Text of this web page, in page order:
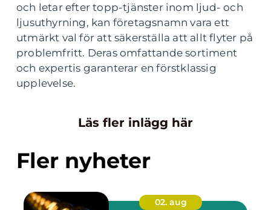
och letar efter topp-tjänster inom ljud- och
ljusuthyrning, kan företagsnamn vara ett
utmärkt val för att säkerställa att allt flyter på
problemfritt. Deras omfattande sortiment
och expertis garanterar en förstklassig
upplevelse.
Läs fler inlägg här
Fler nyheter
02. aug